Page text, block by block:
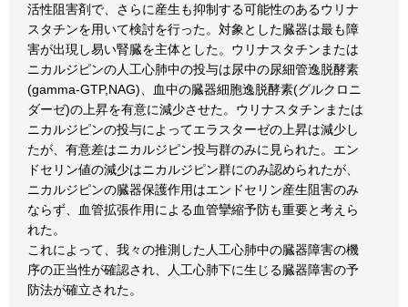
活性阻害剤で、さらに産生も抑制する可能性のあるウリナ
スタチンを用いて検討を行った。対象とした臓器は最も障
害が出現し易い腎臓を主体とした。ウリナスタチンまたは
ニカルジピンの人工心肺中の投与は尿中の尿細管逸脱酵素
(gamma‐GTP,NAG)、血中の臓器細胞逸脱酵素(グルクロニ
ダーゼ)の上昇を有意に減少させた。ウリナスタチンまたは
ニカルジピンの投与によってエラスターゼの上昇は減少し
たが、有意差はニカルジピン投与群のみに見られた。エン
ドセリン値の減少はニカルジピン群にのみ認められたが、
ニカルジピンの臓器保護作用はエンドセリン産生阻害のみ
ならず、血管拡張作用による血管攣縮予防も重要と考えら
れた。
これによって、我々の推測した人工心肺中の臓器障害の機
序の正当性が確認され、人工心肺下に生じる臓器障害の予
防法が確立された。